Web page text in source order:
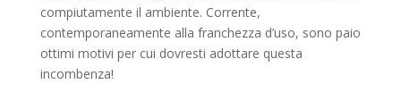
compiutamente il ambiente. Corrente,
contemporaneamente alla franchezza d’uso, sono paio
ottimi motivi per cui dovresti adottare questa
incombenza!